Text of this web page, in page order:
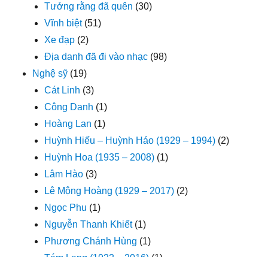
Tưởng rằng đã quên (30)
Vĩnh biệt(51)
Xe đạp (2)
Địa danh đã đi vào nhạc (98)
Nghệ sỹ (19)
Cát Linh (3)
Công Danh (1)
Hoàng Lan (1)
Huỳnh Hiếu – Huỳnh Háo (1929 – 1994) (2)
Huỳnh Hoa (1935 – 2008) (1)
Lâm Hào (3)
Lê Mộng Hoàng (1929 – 2017) (2)
Ngọc Phu (1)
Nguyễn Thanh Khiết(1)
Phương Chánh Hùng (1)